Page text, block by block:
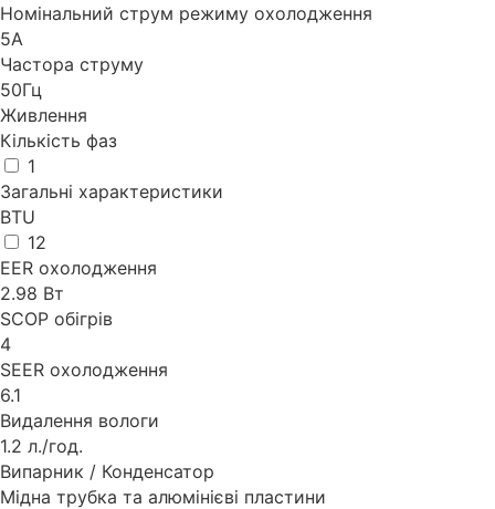
Номінальний струм режиму охолодження
5А
Частора струму
50Гц
Живлення
Кількість фаз
1
Загальні характеристики
BTU
12
EER охолодження
2.98 Вт
SCOP обігрів
4
SEER охолодження
6.1
Видалення вологи
1.2 л./год.
Випарник / Конденсатор
Мідна трубка та алюмінієві пластини